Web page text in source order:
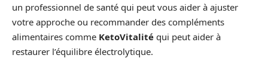
un professionnel de santé qui peut vous aider à ajuster
votre approche ou recommander des compléments
alimentaires comme KetoVitalité qui peut aider à
restaurer l’équilibre électrolytique.